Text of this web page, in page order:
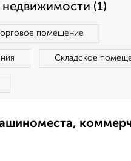
(1)
Торговое помещение
Складское